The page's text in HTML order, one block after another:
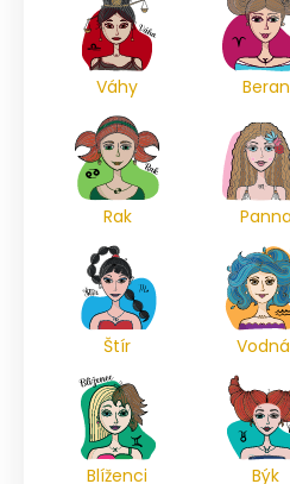
Váhy Beran
Rak Panna
Štír
Blíženci Býk